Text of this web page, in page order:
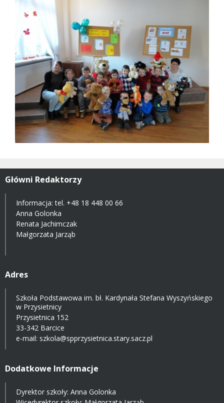
Główni Redaktorzy
Informacja: tel. +48 18 448 00 66
Anna Golonka
Renata Jachimczak
Małgorzata Jarząb
Adres
Szkoła Podstawowa im. bł. Kardynała Stefana Wyszyńskiego
w Przysietnicy
Przysietnica 152
33-342 Barcice
e-mail: szkola@spprzysietnica.stary.sacz.pl
Dodatkowe Informacje
Dyrektor szkoły: Anna Golonka